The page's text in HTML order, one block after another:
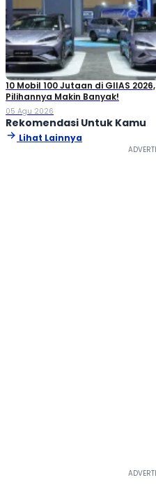
10 Mobil 100 Jutaan di GIIAS 2026,
Pilihannya Makin Banyak!
05 Agu 2026
Rekomendasi Untuk Kamu
Lihat Lainnya